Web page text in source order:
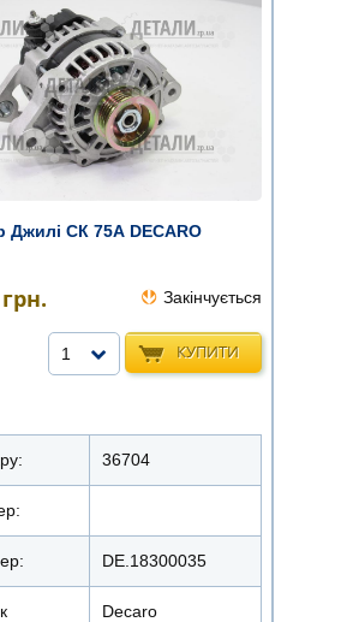
Джилі СК 75А DECARO
грн. Закінчується
КУПИТИ
1
36704
DE.18300035
Decaro